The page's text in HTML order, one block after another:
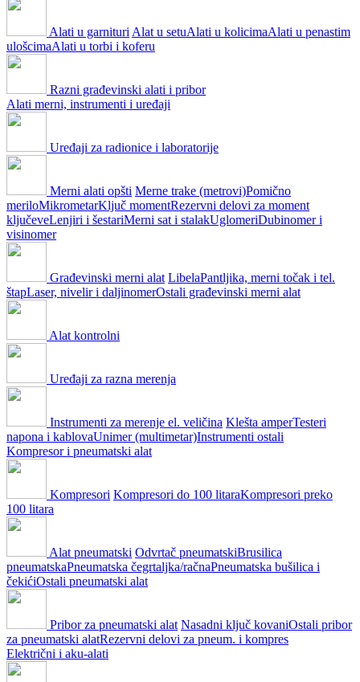
Alati u garnituri Alat u setuAlati u kolicimaAlati u penastim
ulošcimaAlati u torbi i koferu
Razni građevinski alati i pribor
Alati merni, instrumenti i uređaji
Uređaji za radionice i laboratorije
Merni alati opšti Merne trake (metrovi)Pomično
meriloMikrometarKljuč momentRezervni delovi za moment
ključeveLenjiri i šestariMerni sat i stalakUglomeriDubinomer i
visinomer
Građevinski merni alat LibelaPantljika, merni točak i tel.
štapLaser, nivelir i daljinomerOstali građevinski merni alat
Alat kontrolni
Uređaji za razna merenja
Instrumenti za merenje el. veličina Klešta amperTesteri
napona i kablovaUnimer (multimetar)Instrumenti ostali
Kompresor i pneumatski alat
Kompresori Kompresori do 100 litaraKompresori preko
100 litara
Alat pneumatski Odvrtač pneumatskiBrusilica
pneumatskaPneumatska čegrtaljka/račnaPneumatska bušilica i
čekićiOstali pneumatski alat
Pribor za pneumatski alat Nasadni ključ kovaniOstali pribor
za pneumatski alatRezervni delovi za pneum. i kompres
Električni i aku-alati